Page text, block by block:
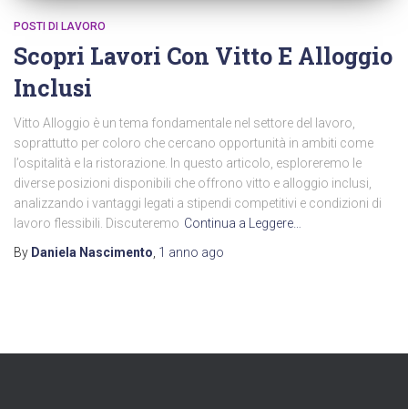
POSTI DI LAVORO
Scopri Lavori Con Vitto E Alloggio
Inclusi
Vitto Alloggio è un tema fondamentale nel settore del lavoro,
soprattutto per coloro che cercano opportunità in ambiti come
l’ospitalità e la ristorazione. In questo articolo, esploreremo le
diverse posizioni disponibili che offrono vitto e alloggio inclusi,
analizzando i vantaggi legati a stipendi competitivi e condizioni di
lavoro flessibili. Discuteremo Continua a Leggere…
By Daniela Nascimento 1 anno ago